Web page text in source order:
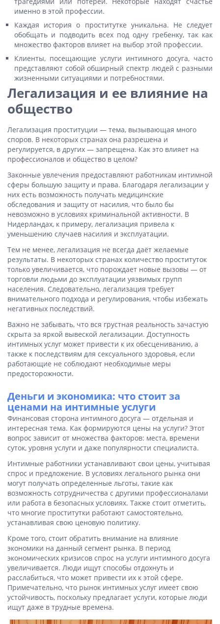
именно в этой профессии.
Каждая история о проститутке уникальна. Не следует
обобщать и подводить всех под одну гребенку, так как
множество факторов влияет на выбор этой профессии.
Клиенты, посещающие услуги интимного досуга, часто
представляют собой обширный спектр людей с разными
жизненными ситуациями и потребностями.
Легализация и ее влияние на
общество
Легализация проституции — тема, вызывающая много
споров. В некоторых странах она разрешена и
регулируется, в других — запрещена. Как это влияет на
профессионалов и общество в целом?
Законные увлечения предоставляют работникам интимной
сферы большую защиту и права. Благодаря легализации у
них есть возможность получать медицинские
обследования и защиту от насилия, что было бы
невозможно в условиях криминальной активности. В
Нидерландах, к примеру, легализация привела к
уменьшению случаев насилия и эксплуатации.
Тем не менее, легализация не всегда даёт желаемые
результаты. В некоторых странах количество проституток
только увеличивается, что порождает новые вызовы — от
торговли людьми до эксплуатации уязвимых групп
населения. Следовательно, легализация требует
внимательного подхода и регулирования, чтобы избежать
негативных последствий.
Важно не забывать, что вся грустная реальность зачастую
скрыта за яркой вывеской легализации. Доступность
интимных услуг может привести к их обесцениванию, а
также к последствиям для сексуального здоровья, если
работающие не соблюдают необходимые меры
предосторожности.
Деньги и экономика: что стоит за
ценами на интимные услуги
Финансовая сторона интимного досуга — отдельная и
интересная тема. Как формируются цены на услуги? Этот
вопрос зависит от множества факторов: места, времени
суток, уровня услуги и даже популярности специалиста.
Интимные работники устанавливают свои цены, учитывая
спрос и предложение. В условиях легального рынка они
могут получать определенные льготы, такие как
возможность сотрудничества с другими профессионалами
или работа в безопасных условиях. Также стоит отметить,
что многие проститутки работают самостоятельно,
устанавливая свою ценовую политику.
Кроме того, стоит обратить внимание на влияние
экономики на данный сегмент рынка. В период
экономических кризисов спрос на услуги интимного досуга
увеличивается. Люди ищут способы отдохнуть и
расслабиться, что может привести их к этой сфере.
Примечательно, что рынок интимных услуг имеет свою
устойчивость, поскольку предлагает услуги, которые люди
ищут даже в трудные времена.